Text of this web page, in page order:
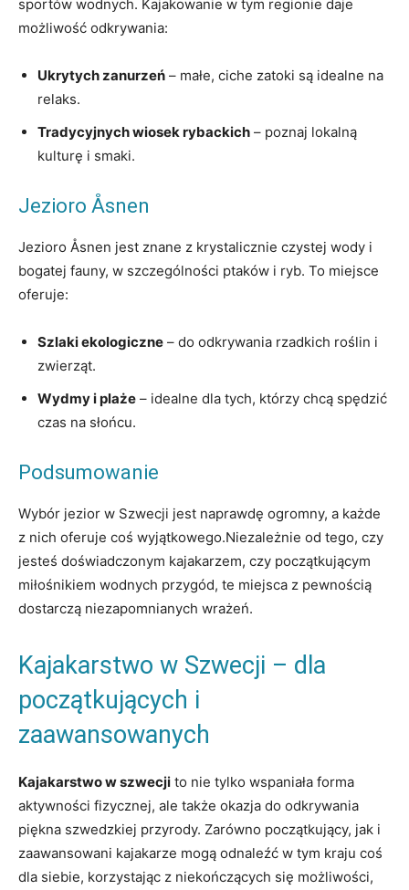
sportów wodnych. Kajakowanie w tym regionie daje
możliwość odkrywania:
Ukrytych zanurzeń – małe, ciche zatoki są idealne na
relaks.
Tradycyjnych wiosek rybackich – poznaj lokalną
kulturę i smaki.
Jezioro Åsnen
Jezioro Åsnen jest znane z krystalicznie czystej wody i
bogatej fauny, w szczególności ptaków i ryb. To miejsce
oferuje:
Szlaki ekologiczne – do odkrywania rzadkich roślin i
zwierząt.
Wydmy i plaże – idealne dla tych, którzy chcą spędzić
czas na słońcu.
Podsumowanie
Wybór jezior w Szwecji jest naprawdę ogromny, a każde
z nich oferuje coś wyjątkowego.Niezależnie od tego, czy
jesteś doświadczonym kajakarzem, czy początkującym
miłośnikiem wodnych przygód, te miejsca z pewnością
dostarczą niezapomnianych wrażeń.
Kajakarstwo w Szwecji – dla
początkujących i
zaawansowanych
Kajakarstwo w szwecji to nie tylko wspaniała forma
aktywności fizycznej, ale także okazja do odkrywania
piękna szwedzkiej przyrody. Zarówno początkujący, jak i
zaawansowani kajakarze mogą odnaleźć w tym kraju coś
dla siebie, korzystając z niekończących się możliwości,